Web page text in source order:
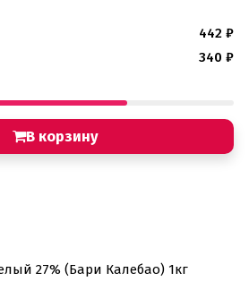
442 ₽
340 ₽
В корзину